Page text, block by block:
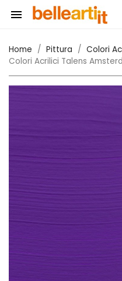

Home Pittura Colori
Colori Acrilici Talens